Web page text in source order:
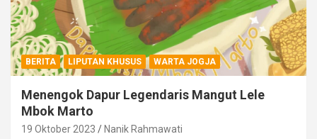
BERITA LIPUTAN KHUSUS WARTA JOGJA
Menengok Dapur Legendaris Mangut Lele
Mbok Marto
19 Oktober 2023 Nanik Rahmawati